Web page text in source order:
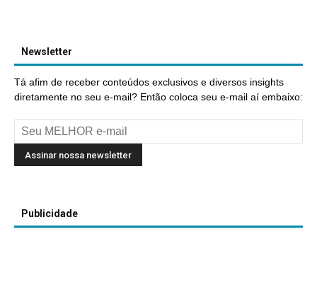
Newsletter
Tá afim de receber conteúdos exclusivos e diversos insights
diretamente no seu e-mail? Então coloca seu e-mail aí embaixo:
Publicidade